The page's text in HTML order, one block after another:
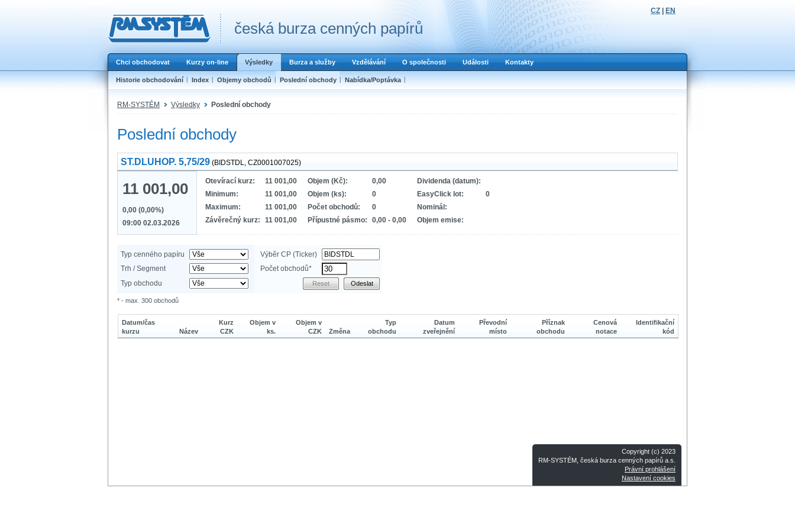
česká burza cenných papírů
CZ EN
Chci obchodovat Kurzy on-line Výsledky Burza a služby Vzdělávání O společnosti Události Kontakty
Historie obchodování Index Objemy obchodů Poslední obchody Nabídka/Poptávka
RM-SYSTÉM Výsledky Poslední obchody
Poslední obchody
ST.DLUHOP. 5,75/29 (BIDSTDL, CZ0001007025)
11 001,00
0,00 (0,00%)
09:00 02.03.2026
Otevírací kurz: 11 001,00 Objem (Kč): 0,00
Dividenda (datum):
Minimum:
11 001,00 Objem (ks): 0 EasyClick lot:
0
Maximum:
11 001,00 Počet obchodů: 0
Nominál:
Závěrečný kurz:
11 001,00 Přípustné pásmo: 0,00 - 0,00 Objem emise:
Typ cenného papíru
Výběr CP (Ticker)
Trh / Segment
Počet obchodů*
Typ obchodu
* - max. 300 obchodů
Datum/čas
kurzu
Název
Kurz
CZK
Objem v
ks.
Objem v
CZK
Změna
Typ
obchodu
Datum
zveřejnění
Převodní
místo
Příznak
obchodu
Cenová
notace
Identifikační
kód
Copyright (c) 2023
RM-SYSTÉM, česká burza cenných papírů a.s.
Právní prohlášení
Nastavení cookies